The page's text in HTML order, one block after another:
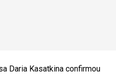
Daria Kasatkina confirmou